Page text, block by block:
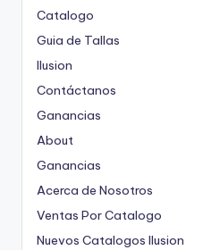
Catalogo
Guia de Tallas
Ilusion
Contáctanos
Ganancias
About
Ganancias
Acerca de Nosotros
Ventas Por Catalogo
Nuevos Catalogos Ilusion